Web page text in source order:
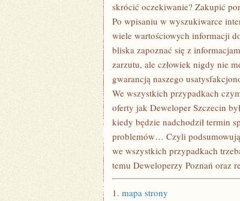
skrócić oczekiwanie? Zakupić
Po wpisaniu w wyszukiwarce
wiele wartościowych informacji
bliska zapoznać się z
zarzutu, ale człowiek nigdy nie
gwarancją naszego
We wszystkich przypadkach
oferty jak Deweloper Szczecin
kiedy będzie nadchodził termin
problemów… Czyli
we wszystkich przypadkach
temu Deweloperzy Poznań oraz
1. mapa strony